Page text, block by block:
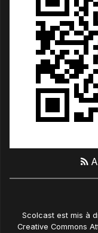
Scolcast est mis à
Creative Commons